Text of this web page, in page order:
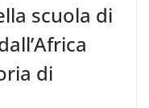
scuola di
di